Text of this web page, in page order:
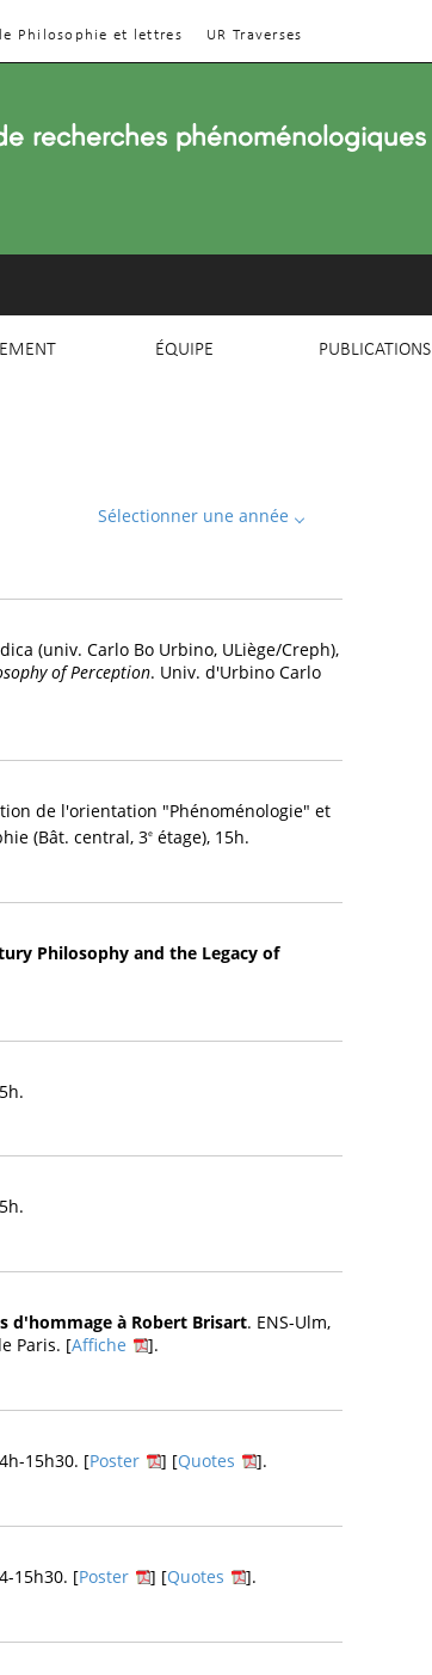
Philosophie et lettres UR Traverses
recherches phénoménologiques
ÉQUIPE PUBLICATIONS
Sélectionner une année
(univ. Carlo Bo Urbino, ULiège/Creph),
of Perception. Univ. d'Urbino Carlo
de l'orientation "Phénoménologie" et
(Bât. central, 3e étage), 15h.
Philosophy and the Legacy of
d'hommage à Robert Brisart. ENS-Ulm,
Paris. [Affiche ].
15h30. [Poster ] [Quotes ].
15h30. [Poster ] [Quotes ].